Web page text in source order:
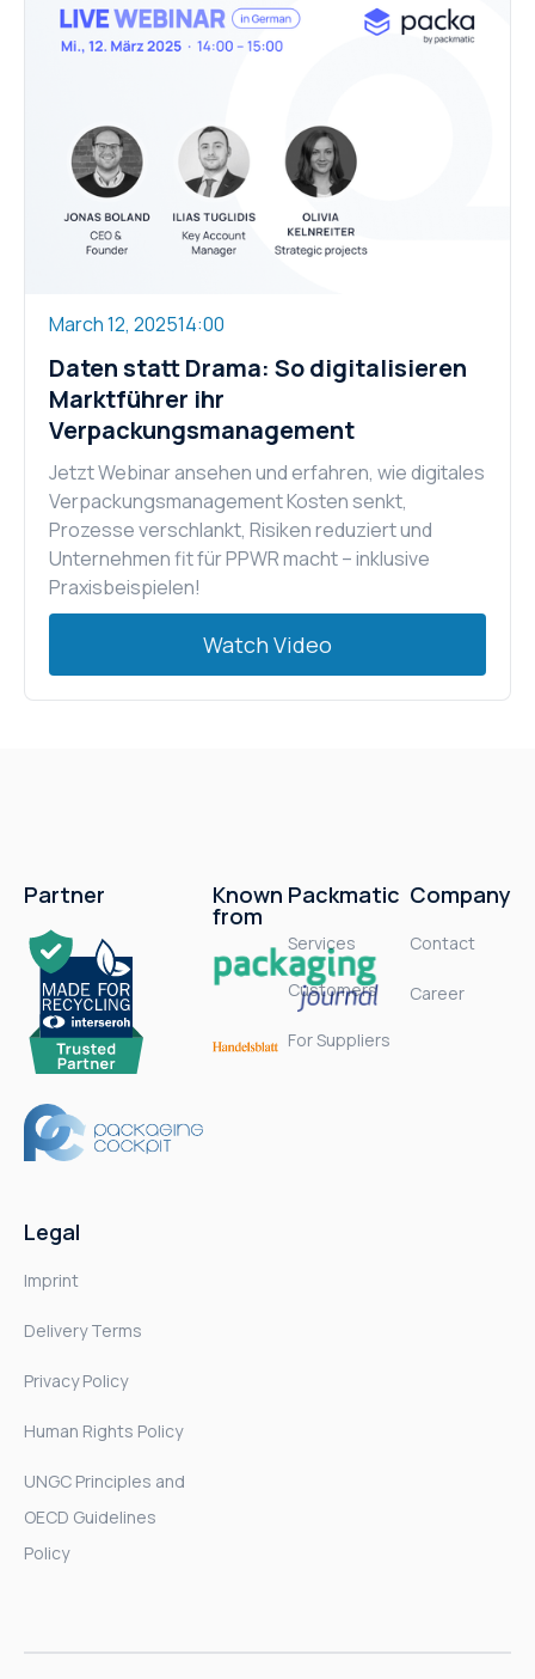
March 12, 202514:00
Daten statt Drama: So digitalisieren
Marktführer ihr
Verpackungsmanagement
Jetzt Webinar ansehen und erfahren, wie digitales
Verpackungsmanagement Kosten senkt,
Prozesse verschlankt, Risiken reduziert und
Unternehmen fit für PPWR macht – inklusive
Praxisbeispielen!
Watch Video
Partner Known
from
Packmatic
Services
Customers
For Suppliers
Company
Contact
Career
Legal
Imprint
Delivery Terms
Privacy Policy
Human Rights Policy
UNGC Principles and
OECD Guidelines
Policy